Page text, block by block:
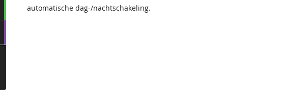
automatische dag-/nachtschakeling.